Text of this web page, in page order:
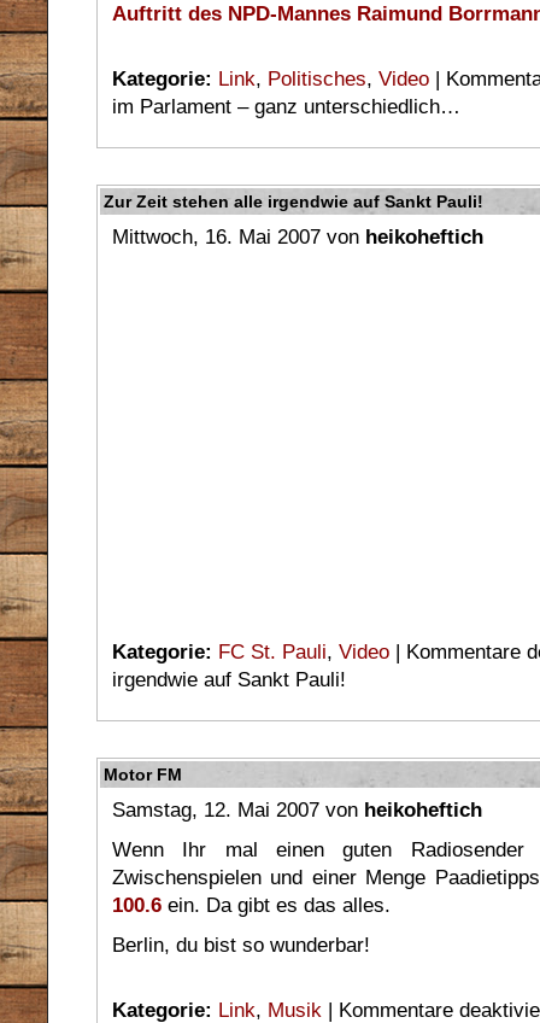
Auftritt des NPD-Mannes Raimund
Kategorie: Link, Politisches, Video |
im Parlament – ganz unterschiedlich…
Zur Zeit stehen alle irgendwie auf Sankt Pauli!
Mittwoch, 16. Mai 2007 von heikoheftich
Kategorie: FC St. Pauli, Video | Kommentare
irgendwie auf Sankt Pauli!
Motor FM
Samstag, 12. Mai 2007 von heikoheftich
Wenn Ihr mal einen guten
Zwischenspielen und einer Menge
100.6 ein. Da gibt es das alles.
Berlin, du bist so wunderbar!
Kategorie: Link, Musik | Kommentare